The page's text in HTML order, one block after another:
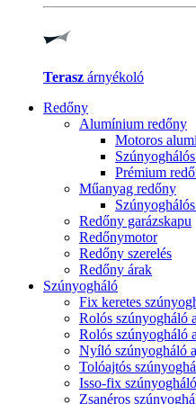
Terasz árnyékoló
Redőny
Alumínium redőny
Motoros
Prémium
Műanyag redőny
Redőny garázskapu
Redőnymotor
Redőny szerelés
Redőny árak
Szúnyogháló
Fix keretes
Rolós szúnyogháló
Rolós szúnyogháló
Nyíló szúnyogháló
Tolóajtós
Isso-fix szúnyogháló
Zsanéros